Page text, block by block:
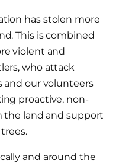
has stolen more
This is combined
violent and
who attack
and our volunteers
proactive, non-
the land and support
and around the